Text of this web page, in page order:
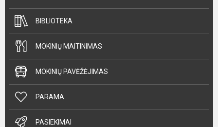
BIBLIOTEKA
MOKINIŲ MAITINIMAS
MOKINIŲ PAVĖŽĖJIMAS
PARAMA
PASIEKIMAI